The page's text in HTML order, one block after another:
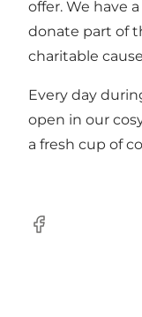
offer. We have
donate part of
charitable
Every day
open in our
a fresh cup of
Facebook